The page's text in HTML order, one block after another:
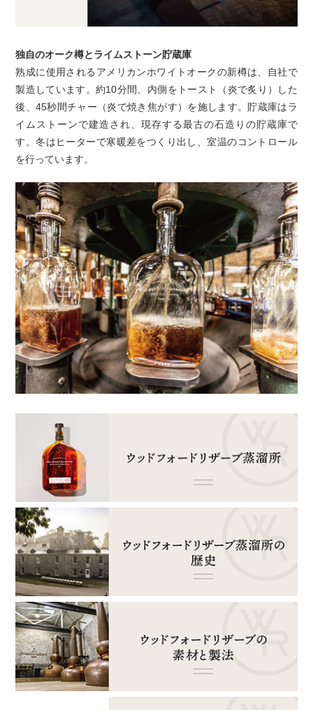
独自のオーク樽とライムストーン貯蔵庫
熟成に使用されるアメリカンホワイトオークの新樽は、自社で
製造しています。約10分間、内側をトースト（炎で炙り）した
後、45秒間チャー（炎で焼き焦がす）を施します。貯蔵庫はラ
イムストーンで建造され、現存する最古の石造りの貯蔵庫で
す。冬はヒーターで寒暖差をつくり出し、室温のコントロール
を行っています。